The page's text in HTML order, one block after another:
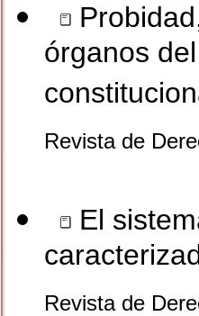
órganos
Revista de
El
Revista de